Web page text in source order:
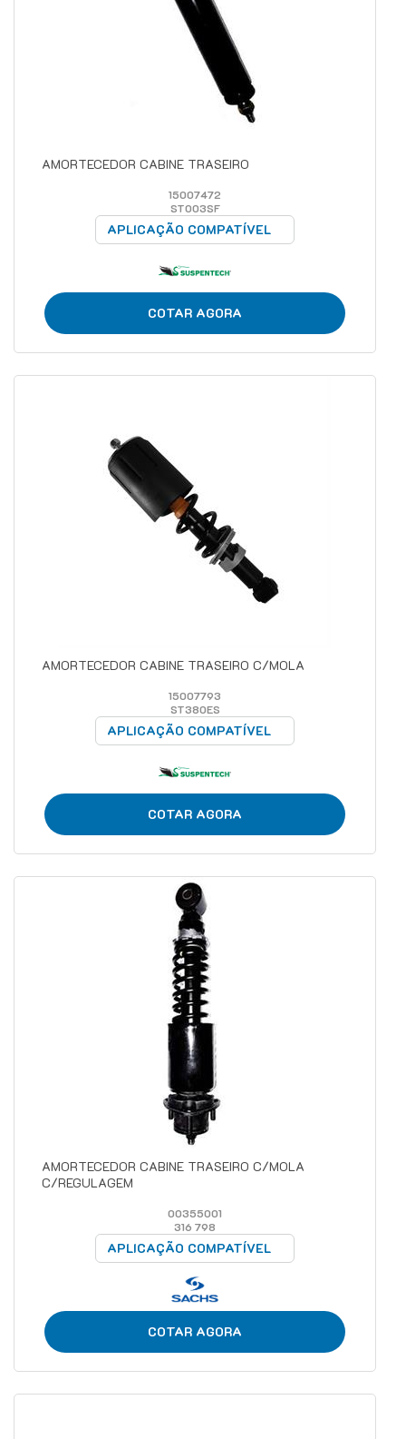
AMORTECEDOR CABINE TRASEIRO
15007472
ST003SF
APLICAÇÃO COMPATÍVEL
COTAR AGORA
AMORTECEDOR CABINE TRASEIRO C/MOLA
15007793
ST380ES
APLICAÇÃO COMPATÍVEL
COTAR AGORA
AMORTECEDOR CABINE TRASEIRO C/MOLA
C/REGULAGEM
00355001
316 798
APLICAÇÃO COMPATÍVEL
COTAR AGORA